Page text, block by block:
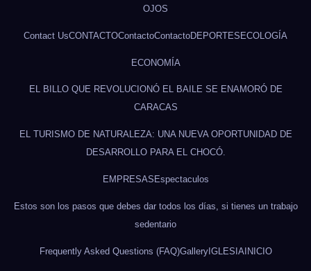
OJOS
Contact UsCONTACTOContactoContactoDEPORTES ECOLOGÍA
ECONOMÍA
EL BILLO QUE REVOLUCIONÓ EL BAILE SE ENAMORÓ DE
CARACAS
EL TURISMO DE NATURALEZA: UNA NUEVA OPORTUNIDAD DE
DESARROLLO PARA EL CHOCÓ.
EMPRESAS Espectaculos
Estos son los pasos que debes dar todos los días, si tienes un trabajo
sedentario
Frequently Asked Questions (FAQ)GalleryIGLESIAINICIO